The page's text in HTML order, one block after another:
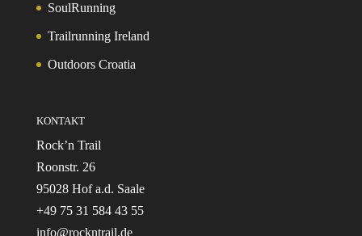
SoulRunning
Trailrunning Ireland
Outdoors Croatia
KONTAKT
Rock’n Trail
Roonstr. 26
95028 Hof a.d. Saale
+49 75 31 584 43 55
info@rockntrail.de